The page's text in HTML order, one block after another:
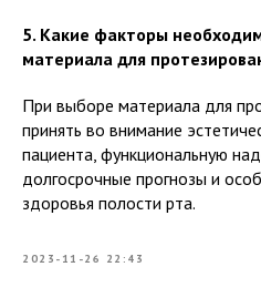
5. Какие факторы
материала для
При выборе материала для
принять во внимание
пациента, функциональную
долгосрочные прогнозы и
здоровья полости рта.
2023-11-26 22:43